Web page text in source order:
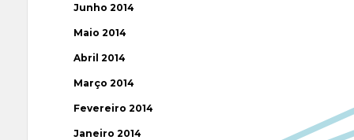
Junho 2014
Maio 2014
Abril 2014
Março 2014
Fevereiro 2014
Janeiro 2014